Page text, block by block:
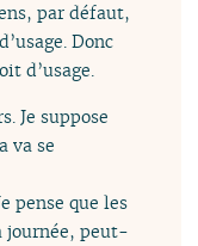
par défaut,
Donc
d’usage.
Je suppose
va se
pense que les
journée, peut-